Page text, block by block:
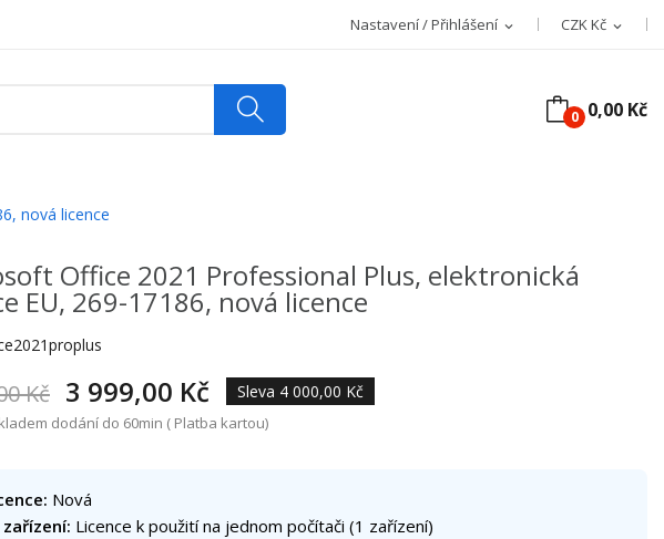
CZK Kč expand_more
Nastavení / Přihlášení expand_more
0 0,00 Kč
nová licence
Office 2021 Professional Plus, elektronická
EU, 269-17186, nová licence
Kč 3 999,00 Kč Sleva 4 000,00 Kč
dodání do 60min ( Platba kartou)
Nová
Licence k použití na jednom počítači (1 zařízení)